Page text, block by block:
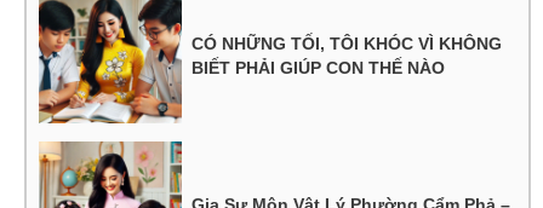
CÓ NHỮNG TỐI, TÔI KHÓC VÌ KHÔNG
BIẾT PHẢI GIÚP CON THẾ NÀO